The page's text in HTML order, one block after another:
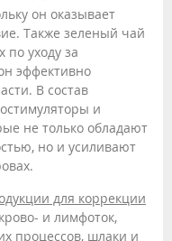
он оказывает
Также зеленый чай
по уходу за
эффективно
В состав
и
не только обладают
но и усиливают
для коррекции
и лимфоток,
процессов, шлаки и